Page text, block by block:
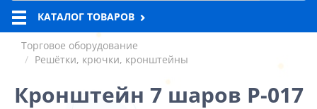
КАТАЛОГ ТОВАРОВ
Торговое оборудование
Решётки, крючки, кронштейны
Кронштейн 7 шаров Р-017